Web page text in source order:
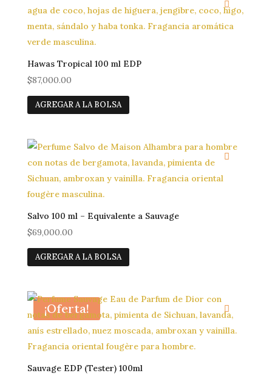
Casa
Tienda
sobre nosotros
Blog
Hawas Tropical 100 ml EDP
$87,000.00
AGREGAR A LA BOLSA
Salvo 100 ml – Equivalente a Sauvage
$69,000.00
AGREGAR A LA BOLSA
¡Oferta!
Sauvage EDP (Tester) 100ml